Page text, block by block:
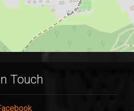
Touch